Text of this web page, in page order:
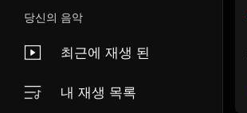
당신의 음악
최근에 재생 된
내 재생 목록